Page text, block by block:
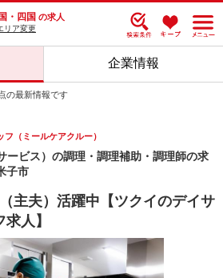
・四国 の求人
リア変更
企業情報
の最新情報です
（ミールケアクルー）
ービス）の調理・調理補助・調理師の求
子市
主夫）活躍中【ツクイのデイサ
人】